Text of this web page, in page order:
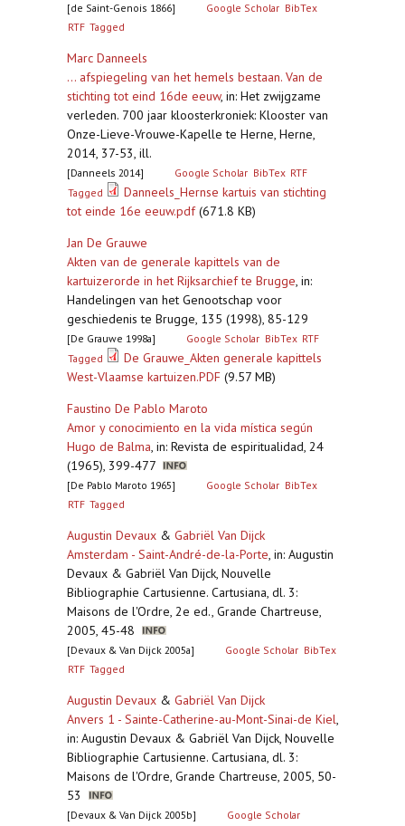
[de Saint-Genois 1866] Google Scholar BibTex
RTF Tagged
Marc Danneels
... afspiegeling van het hemels bestaan. Van de
stichting tot eind 16de eeuw, in: Het zwijgzame
verleden. 700 jaar kloosterkroniek: Klooster van
Onze-Lieve-Vrouwe-Kapelle te Herne, Herne,
2014, 37-53, ill.
[Danneels 2014] Google Scholar BibTex RTF
Tagged
Danneels_Hernse kartuis van stichting
tot einde 16e eeuw.pdf(671.8 KB)
Jan De Grauwe
Akten van de generale kapittels van de
kartuizerorde in het Rijksarchief te Brugge, in:
Handelingen van het Genootschap voor
geschiedenis te Brugge, 135 (1998), 85-129
[De Grauwe 1998a] Google Scholar BibTex RTF
Tagged
De Grauwe_Akten generale kapittels
West-Vlaamse kartuizen.PDF (9.57 MB)
Faustino De Pablo Maroto
Amor y conocimiento en la vida mística según
Hugo de Balma, in: Revista de espiritualidad, 24
(1965), 399-477
[De Pablo Maroto 1965] Google Scholar BibTex
RTF Tagged
Augustin Devaux & Gabriël Van Dijck
Amsterdam - Saint-André-de-la-Porte, in: Augustin
Devaux & Gabriël Van Dijck, Nouvelle
Bibliographie Cartusienne. Cartusiana, dl. 3:
Maisons de l'Ordre, 2e ed., Grande Chartreuse,
2005, 45-48
[Devaux & Van Dijck 2005a] Google Scholar BibTex
RTF Tagged
Augustin Devaux & Gabriël Van Dijck
Anvers 1 - Sainte-Catherine-au-Mont-Sinai-de Kiel,
in: Augustin Devaux & Gabriël Van Dijck, Nouvelle
Bibliographie Cartusienne. Cartusiana, dl. 3:
Maisons de l'Ordre, Grande Chartreuse, 2005, 50-
53
[Devaux & Van Dijck 2005b]
Google Scholar